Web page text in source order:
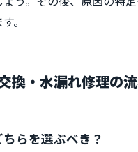
。
換・水漏れ修理の
らを選ぶべき？